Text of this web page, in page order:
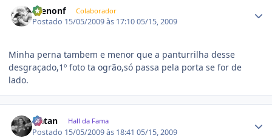
Brenonf Colaborador
Postado 15/05/2009 às 17:1005/15, 2009
Minha perna tambem e menor que a panturrilha desse
desgraçado,1º foto ta ogrão,só passa pela porta se for de
lado.
Natan Hall da Fama
Postado 15/05/2009 às 18:4105/15, 2009